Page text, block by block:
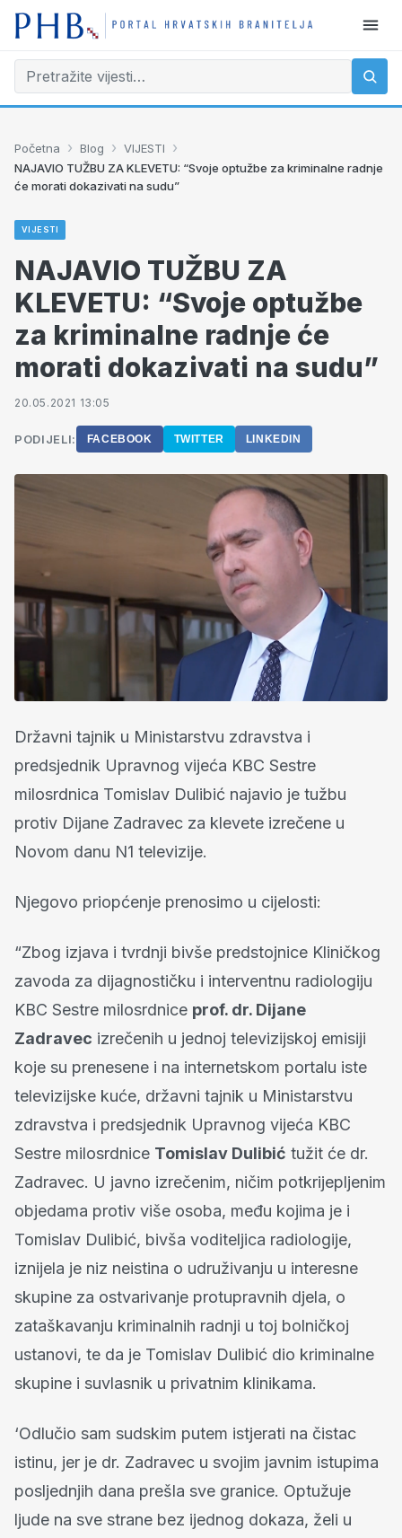
Početna › Blog › VIJESTI ›
NAJAVIO TUŽBU ZA KLEVETU: “Svoje optužbe za kriminalne radnje
će morati dokazivati na sudu”
VIJESTI
NAJAVIO TUŽBU ZA
KLEVETU: “Svoje optužbe
za kriminalne radnje će
morati dokazivati na sudu”
20.05.2021 13:05
PODIJELI: FACEBOOK TWITTER LINKEDIN
Državni tajnik u Ministarstvu zdravstva i
predsjednik Upravnog vijeća KBC Sestre
milosrdnica Tomislav Dulibić najavio je tužbu
protiv Dijane Zadravec za klevete izrečene u
Novom danu N1 televizije.
Njegovo priopćenje prenosimo u cijelosti:
“Zbog izjava i tvrdnji bivše predstojnice Kliničkog
zavoda za dijagnostičku i interventnu radiologiju
KBC Sestre milosrdnice prof. dr. Dijane
Zadravec izrečenih u jednoj televizijskoj emisiji
koje su prenesene i na internetskom portalu iste
televizijske kuće, državni tajnik u Ministarstvu
zdravstva i predsjednik Upravnog vijeća KBC
Sestre milosrdnice Tomislav Dulibić tužit će dr.
Zadravec. U javno izrečenim, ničim potkrijepljenim
objedama protiv više osoba, među kojima je i
Tomislav Dulibić, bivša voditeljica radiologije,
iznijela je niz neistina o udruživanju u interesne
skupine za ostvarivanje protupravnih djela, o
zataškavanju kriminalnih radnji u toj bolničkoj
ustanovi, te da je Tomislav Dulibić dio kriminalne
skupine i suvlasnik u privatnim klinikama.
‘Odlučio sam sudskim putem istjerati na čistac
istinu, jer je dr. Zadravec u svojim javnim istupima
posljednjih dana prešla sve granice. Optužuje
ljude na sve strane bez ijednog dokaza, želi u